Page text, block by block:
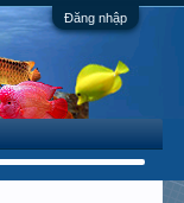
Đăng nhập